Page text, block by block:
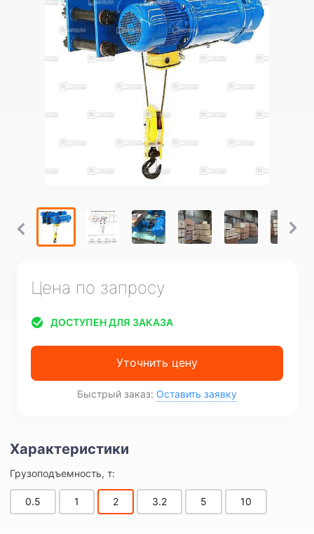
Грузоподъемность, т:
0.5 1 2 3.2 5 10
Цена по запросу
ДОСТУПЕН ДЛЯ ЗАКАЗА
Уточнить цену
Быстрый заказ: Оставить заявку